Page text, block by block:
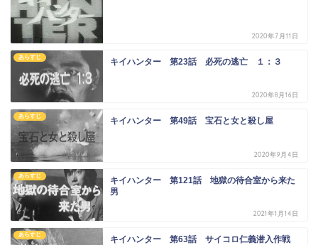
2020年7月11日
あらすじ キイハンター 第23話 必死の逃亡 １：３
2020年8月16日
あらすじ キイハンター 第49話 宝石と女と殺し屋
2020年9月4日
あらすじ
キイハンター 第121話 地獄の待合室から来た
男
2021年1月14日
あらすじ キイハンター 第63話 サイコロ仁義潜入作戦